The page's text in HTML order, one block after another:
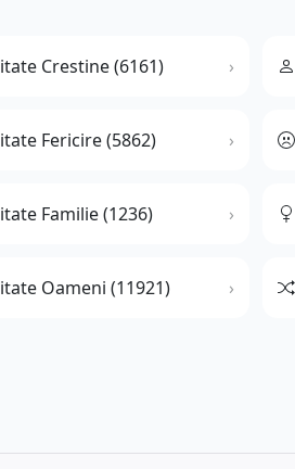
Crestine (6161)
Fericire (5862)
Familie (1236)
Oameni (11921)